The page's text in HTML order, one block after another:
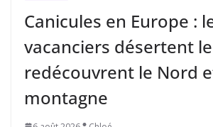
Canicules en Europe :
vacanciers désertent
redécouvrent le Nord
montagne